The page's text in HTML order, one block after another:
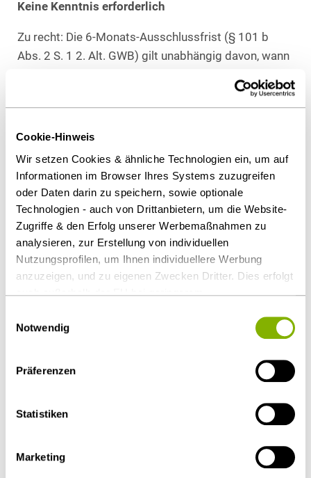
Cookie-Hinweis
Wir setzen Cookies & ähnliche Technologien ein, um auf
Informationen im Browser Ihres Systems zuzugreifen
oder Daten darin zu speichern, sowie optionale
Technologien - auch von Drittanbietern, um die Website-
Zugriffe & den Erfolg unserer Werbemaßnahmen zu
analysieren, zur Erstellung von individuellen
Nutzungsprofilen, um Ihnen individuellere Werbung
anzuzeigen, und zu eigenen Zwecken Dritter. Dies erfolgt
auch außerhalb der EU bei geringerem
Regelungen das Risiko des staatlichen Zugriffs &
auszuschließen ist. Sie können Ihre Einwilligung jederzeit
über dieCookie-Einstellungen
widerrufen oder ändern.
Notwendig
Präferenzen
Statistiken
Marketing
Keine Kenntnis erforderlich
Zu recht: Die 6-Monats-Ausschlussfrist (§ 101 b
Abs. 2 S. 1 2. Alt. GWB) gilt unabhängig davon, wann
Eine Belehrung gemäß § 101 a GWB ist nicht
Gesetzesumgehung kann die Nichtigkeit auch noch
Mitgliedsstaat ist europarechtlich zur Aufhebung
verpflichtet
Der öffentliche Auftraggeber ist jedoch
europarechtlich verpflichtet, den Vertrag zu
kündigen.
Als PDF herunterladen
Diesen Artikel teilen